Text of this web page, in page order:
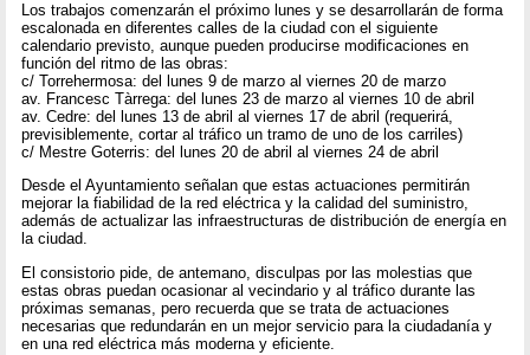
Los trabajos comenzarán el próximo lunes y se desarrollarán de forma
escalonada en diferentes calles de la ciudad con el siguiente
calendario previsto, aunque pueden producirse modificaciones en
función del ritmo de las obras:
c/ Torrehermosa: del lunes 9 de marzo al viernes 20 de marzo
av. Francesc Tàrrega: del lunes 23 de marzo al viernes 10 de abril
av. Cedre: del lunes 13 de abril al viernes 17 de abril (requerirá,
previsiblemente, cortar al tráfico un tramo de uno de los carriles)
c/ Mestre Goterris: del lunes 20 de abril al viernes 24 de abril
Desde el Ayuntamiento señalan que estas actuaciones permitirán
mejorar la fiabilidad de la red eléctrica y la calidad del suministro,
además de actualizar las infraestructuras de distribución de energía en
la ciudad.
El consistorio pide, de antemano, disculpas por las molestias que
estas obras puedan ocasionar al vecindario y al tráfico durante las
próximas semanas, pero recuerda que se trata de actuaciones
necesarias que redundarán en un mejor servicio para la ciudadanía y
en una red eléctrica más moderna y eficiente.